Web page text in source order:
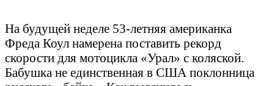
На будущей неделе 53-летняя американка
Фреда Коул намерена поставить рекорд
скорости для мотоцикла «Урал» с коляской.
Бабушка не единственная в США поклонница